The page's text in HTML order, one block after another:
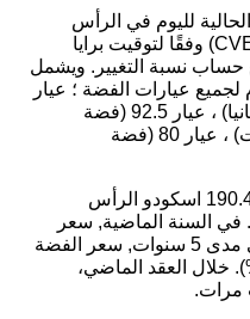
لليوم في الرأس
الأخضر باسكودو الرأس الأخضر (CVE) وفقًا لتوقيت برايا
حساب نسبة التغيير. ويشمل
لجميع عيارات الفضة ؛ عيار
99.9 (فضة نقية) ، عيار 95.9 (بريتانيا) ، عيار 92.5 (فضة
إسترليني) ، عيار 90 (فضة العملات) ، عيار 80 (فضة
اليوم، ارتفع سعر الفضة بمقدار 190.49 اسكودو الرأس
في السنة الماضية, سعر
الفضة ارتفع بمقدار 68.34%. على مدى 5 سنوات, سعر الفضة
بأكثر من الضعف (+167.9%). خلال العقد الماضي،
مرات.